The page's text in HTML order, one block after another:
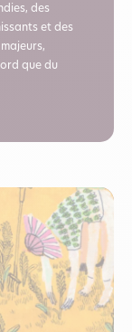
des
et des
que du